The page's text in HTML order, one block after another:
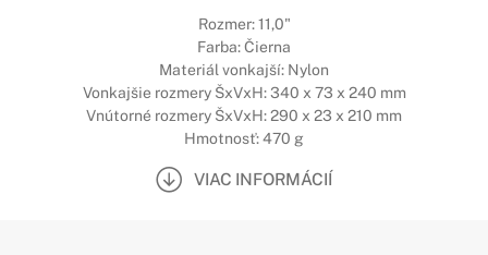
Rozmer: 11,0"
Farba: Čierna
Materiál vonkajší: Nylon
Vonkajšie rozmery ŠxVxH: 340 x 73 x 240 mm
Vnútorné rozmery ŠxVxH: 290 x 23 x 210 mm
Hmotnosť: 470 g
VIAC INFORMÁCIÍ